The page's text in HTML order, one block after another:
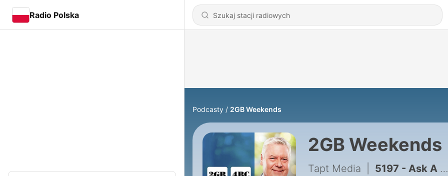
Radio Polska
Podcasty 2GB Weekends
2GB Weekends
Tapt Media 5197 - Ask A Tradie with Simon Stevenson - 1 August 2026